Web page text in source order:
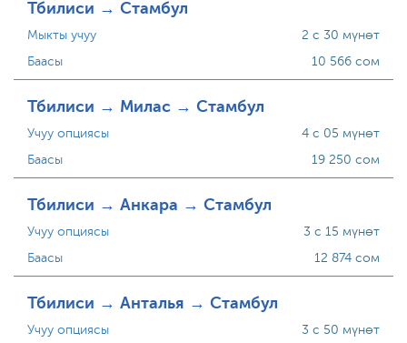
Тбилиси → Стамбул
Мыкты учуу
Баасы
2 с 30 мүнөт
10 566 сом
Тбилиси → Милас → Стамбул
Учуу опциясы
Баасы
4 с 05 мүнөт
19 250 сом
Тбилиси → Анкара → Стамбул
Учуу опциясы
Баасы
3 с 15 мүнөт
12 874 сом
Тбилиси → Анталья → Стамбул
Учуу опциясы
3 с 50 мүнөт